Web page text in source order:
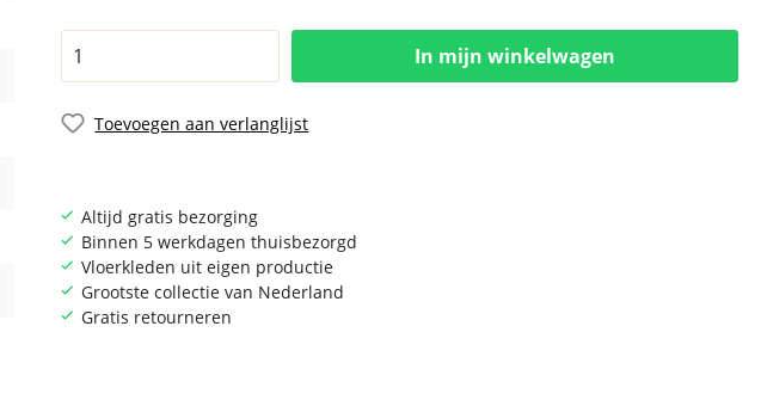
In mijn winkelwagen
Toevoegen aan verlanglijst
Altijd gratis bezorging
Binnen 5 werkdagen thuisbezorgd
Vloerkleden uit eigen productie
Grootste collectie van Nederland
Gratis retourneren